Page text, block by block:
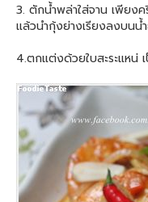
3. ตักน้ำพล่าใส่จาน เพียง
แล้วนำกุ้งย่างเรียงลงบนน้ำ
4.ตกแต่งด้วยใบสะระแหน่